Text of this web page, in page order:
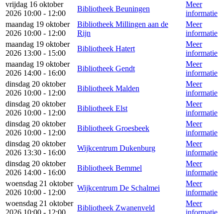
vrijdag 16 oktober
2026 10:00 - 12:00
Bibliotheek Beuningen
Meer
informatie
maandag 19 oktober
2026 10:00 - 12:00
Bibliotheek Millingen aan de
Rijn
Meer
informatie
maandag 19 oktober
2026 13:00 - 15:00
Bibliotheek Hatert
Meer
informatie
maandag 19 oktober
2026 14:00 - 16:00
Bibliotheek Gendt
Meer
informatie
dinsdag 20 oktober
2026 10:00 - 12:00
Bibliotheek Malden
Meer
informatie
dinsdag 20 oktober
2026 10:00 - 12:00
Bibliotheek Elst
Meer
informatie
dinsdag 20 oktober
2026 10:00 - 12:00
Bibliotheek Groesbeek
Meer
informatie
dinsdag 20 oktober
2026 13:30 - 16:00
Wijkcentrum Dukenburg
Meer
informatie
dinsdag 20 oktober
2026 14:00 - 16:00
Bibliotheek Bemmel
Meer
informatie
woensdag 21 oktober
2026 10:00 - 12:00
Wijkcentrum De Schalmei
Meer
informatie
woensdag 21 oktober
2026 10:00 - 12:00
Bibliotheek Zwanenveld
Meer
informatie